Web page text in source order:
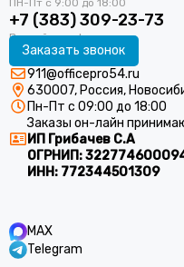
+7 (383) 309-23-73
Заказать звонок
911@officepro54.ru
630007, Россия,
Пн-Пт с 09:00 до 18:00
Заказы он-лайн
ИП Грибачев С.А
ОГРНИП:
ИНН: 772344501309
MAX
Telegram